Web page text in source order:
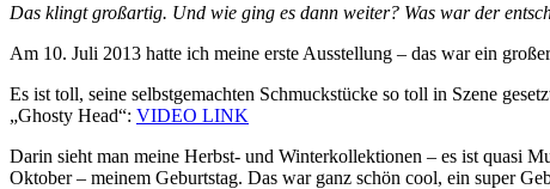
Das klingt großartig. Und wie ging es dann weiter? Was war der
Am 10. Juli 2013 hatte ich meine erste Ausstellung – das war ein
Es ist toll, seine selbstgemachten Schmuckstücke so toll in Szene
„Ghosty Head“: VIDEO LINK
Darin sieht man meine Herbst- und Winterkollektionen – es ist quasi
Oktober – meinem Geburtstag. Das war ganz schön cool, ein super